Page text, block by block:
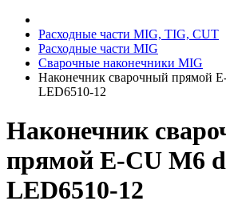
Расходные части MIG, TIG, CUT
Расходные части MIG
Сварочные наконечники MIG
Наконечник сварочный прямой
LED6510-12
Наконечник
прямой E-CU М6
LED6510-12